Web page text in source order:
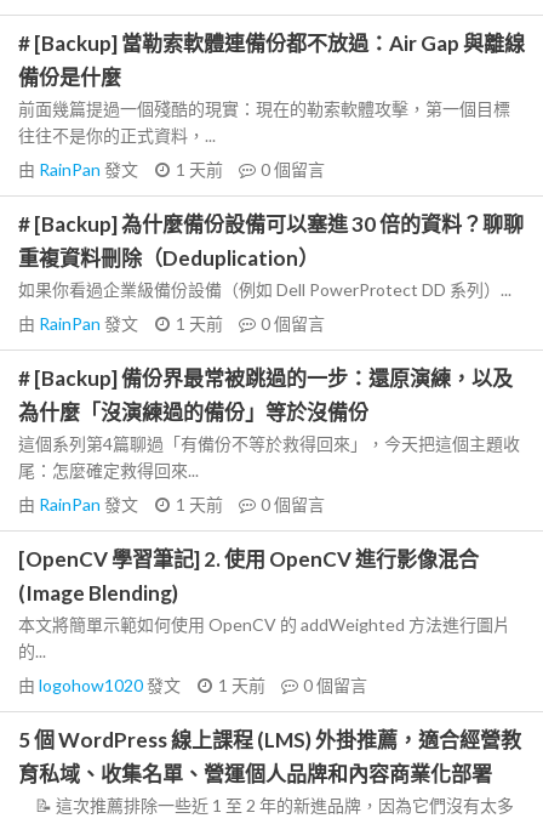
# [Backup] 當勒索軟體連備份都不放過：Air Gap 與離線
備份是什麼
前面幾篇提過一個殘酷的現實：現在的勒索軟體攻擊，第一個目標
往往不是你的正式資料，...
由 RainPan 發文 1 天前 0個留言
# [Backup] 為什麼備份設備可以塞進 30 倍的資料？聊聊
重複資料刪除（Deduplication）
如果你看過企業級備份設備（例如 Dell PowerProtect DD 系列）...
由 RainPan 發文 1 天前 0個留言
# [Backup] 備份界最常被跳過的一步：還原演練，以及
為什麼「沒演練過的備份」等於沒備份
這個系列第4篇聊過「有備份不等於救得回來」，今天把這個主題收
尾：怎麼確定救得回來...
由 RainPan 發文 1 天前 0個留言
[OpenCV 學習筆記] 2. 使用 OpenCV 進行影像混合
(Image Blending)
本文將簡單示範如何使用 OpenCV 的 addWeighted 方法進行圖片
的...
由 logohow1020發文 1 天前 0個留言
5 個 WordPress 線上課程 (LMS) 外掛推薦，適合經營教
育私域、收集名單、營運個人品牌和內容商業化部署
📝 這次推薦排除一些近 1 至 2 年的新進品牌，因為它們沒有太多